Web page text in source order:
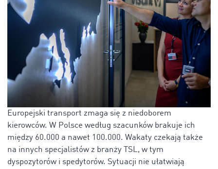
Europejski transport zmaga się z niedoborem
kierowców. W Polsce według szacunków brakuje ich
między 60.000 a nawet 100.000. Wakaty czekają także
na innych specjalistów z branży TSL, w tym
dyspozytorów i spedytorów. Sytuacji nie ułatwiają